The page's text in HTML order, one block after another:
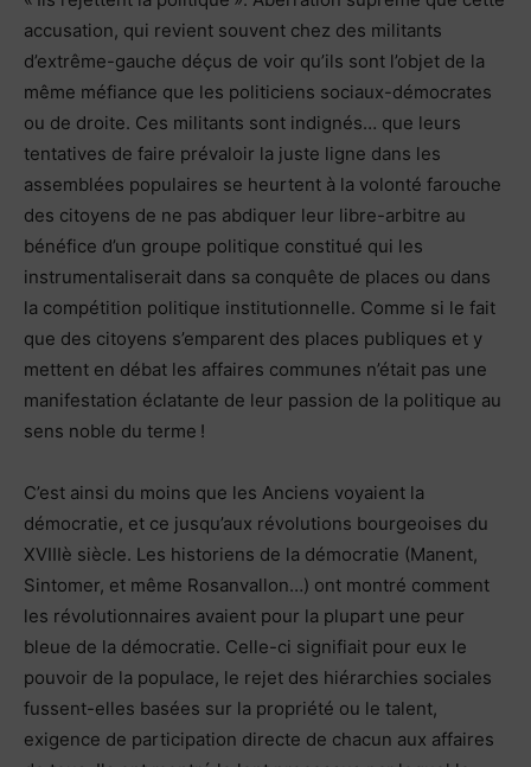
accusation, qui revient souvent chez des militants
d’extrême-gauche déçus de voir qu’ils sont l’objet de la
même méfiance que les politiciens sociaux-démocrates
ou de droite. Ces militants sont indignés… que leurs
tentatives de faire prévaloir la juste ligne dans les
assemblées populaires se heurtent à la volonté farouche
des citoyens de ne pas abdiquer leur libre-arbitre au
bénéfice d’un groupe politique constitué qui les
instrumentaliserait dans sa conquête de places ou dans
la compétition politique institutionnelle. Comme si le fait
que des citoyens s’emparent des places publiques et y
mettent en débat les affaires communes n’était pas une
manifestation éclatante de leur passion de la politique au
sens noble du terme !
C’est ainsi du moins que les Anciens voyaient la
démocratie, et ce jusqu’aux révolutions bourgeoises du
XVIIIè siècle. Les historiens de la démocratie (Manent,
Sintomer, et même Rosanvallon…) ont montré comment
les révolutionnaires avaient pour la plupart une peur
bleue de la démocratie. Celle-ci signifiait pour eux le
pouvoir de la populace, le rejet des hiérarchies sociales
fussent-elles basées sur la propriété ou le talent,
exigence de participation directe de chacun aux affaires